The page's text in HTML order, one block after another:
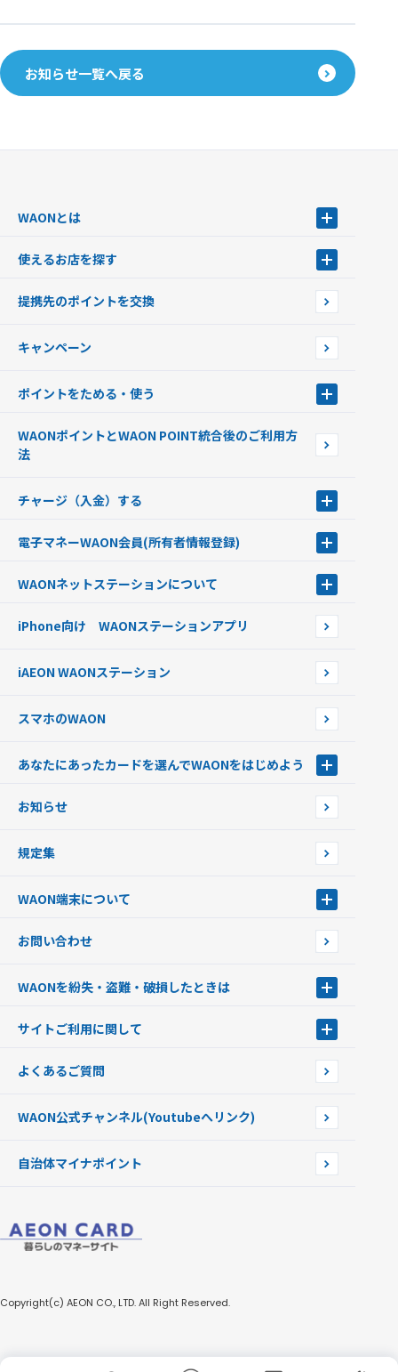
お知らせ一覧へ戻る
WAONとは
WAONを申込む
インターネット上でのお買い物について（ネット決済）
使えるお店を探す
店舗検索
イオン銀行ATM設置場所
提携先のポイントを交換
キャンペーン
ポイントをためる・使う
ポイントの有効期限について
WAONポイントとWAON POINT統合後のご利用方
法
チャージ（入金）する
現金でチャージする
銀行口座・ATMからチャージする
オートチャージ
ポイントからチャージする
チャージ上限金額の変更について
電子マネーWAON会員(所有者情報登録)
WAON POINTサービス会員登録に伴う個人データの共同利用のお知
WAONネットステーションについて
WAONネットステーションWAON端末について
iPhone向け WAONステーションアプリ
iAEON WAONステーション
スマホのWAON
あなたにあったカードを選んでWAONをはじめよう
フードバンク応援WAON
ご当地WAON
G.G WAON
WAONカード・WAONカードプラス
モバイルWAON
提携WAONカード
お知らせ
規定集
WAON端末について
WAONネットステーション
新型WAONステーション
WAONチャージャーmini
お問い合わせ
WAONを紛失・盗難・破損したときは
WAONカードの拾得について
サイトご利用に関して
企業情報
よくあるご質問
WAON公式チャンネル(Youtubeへリンク)
自治体マイナポイント
Copyright(c) AEON CO., LTD. All Right Reserved.